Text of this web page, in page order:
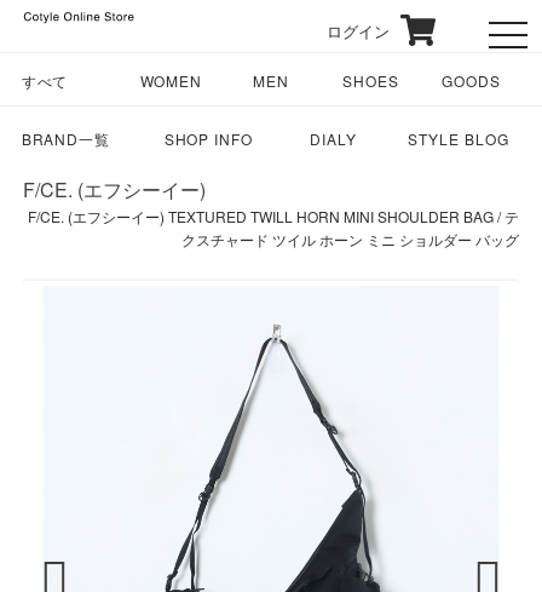
ログイン
すべて WOMEN MEN SHOES GOODS
BRAND一覧 SHOP INFO DIALY STYLE BLOG
F/CE. (エフシーイー)
F/CE. (エフシーイー) TEXTURED TWILL HORN MINI SHOULDER BAG / テ
クスチャード ツイル ホーン ミニ ショルダー バッグ